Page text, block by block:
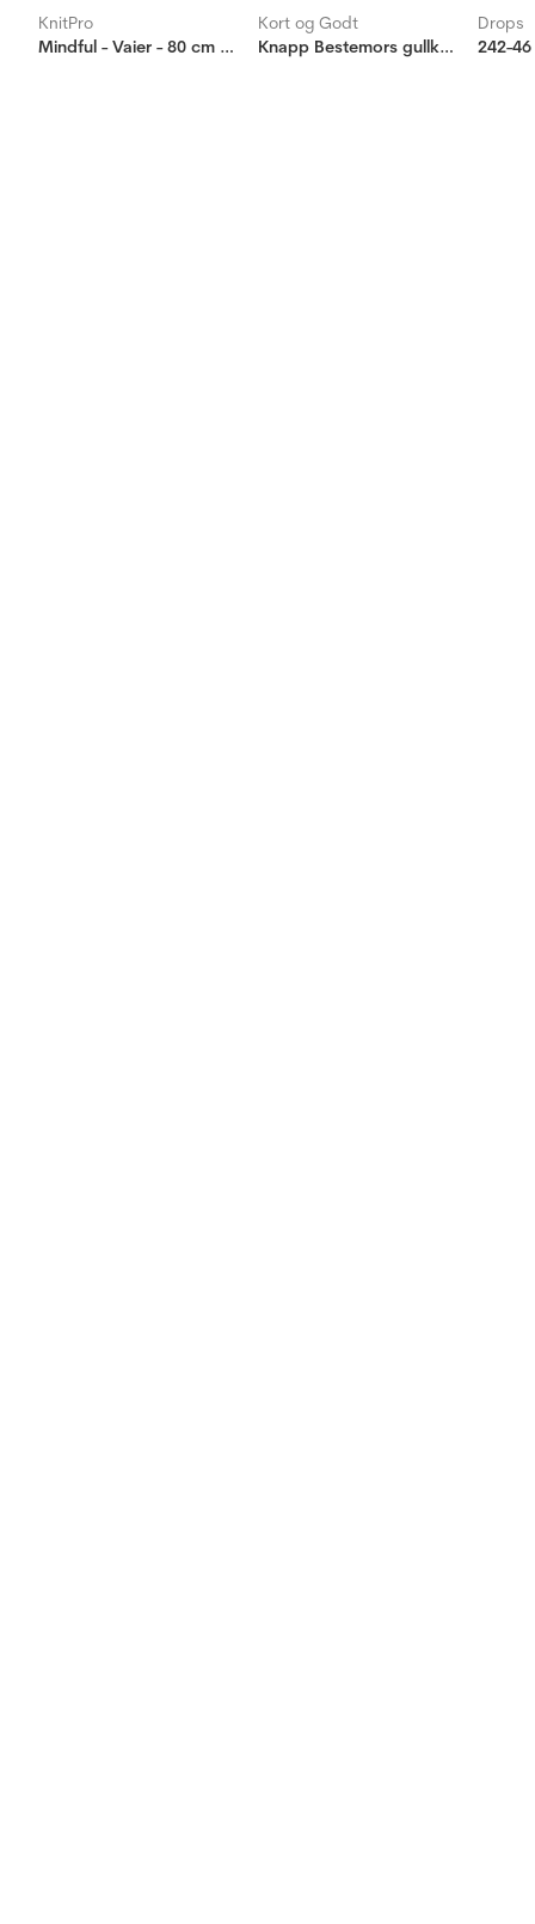
KnitPro
Mindful - Vaier - 80 cm - Turkis
Kort og Godt
Knapp Bestemors gullklump 18mm
Drops
242-